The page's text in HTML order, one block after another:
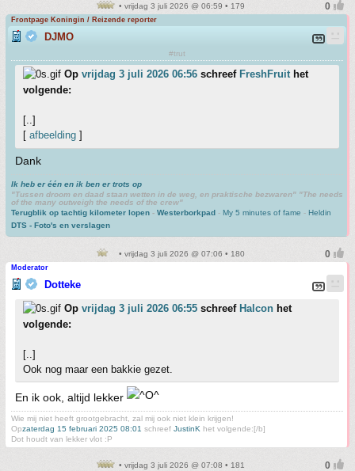
• vrijdag 3 juli 2026 @ 06:59 • 179
Frontpage Koningin / Reizende reporter
DJMO
#trut
Op vrijdag 3 juli 2026 06:56 schreef FreshFruithet
volgende:
[..]
[ afbeelding ]
Dank
Ik heb er één en ik ben er trots op
"Tussen droom en daad staan wetten in de weg, en praktische bezwaren" "The needs
of the many outweigh the needs of the crew"
Terugblik op tachtig kilometer lopen - Westerborkpad - My 5 minutes of fame - Heldin
DTS - Foto's en verslagen
• vrijdag 3 juli 2026 @ 07:06 • 180
Moderator
Dotteke
Op vrijdag 3 juli 2026 06:55 schreef Halcon het
volgende:
[..]
Ook nog maar een bakkie gezet.
En ik ook, altijd lekker
Wie mij niet heeft grootgebracht, zal mij ook niet klein krijgen!
Opzaterdag 15 februari 2025 08:01 schreef JustinK het volgende:[/b]
Dot houdt van lekker vlot :P
• vrijdag 3 juli 2026 @ 07:08 • 181